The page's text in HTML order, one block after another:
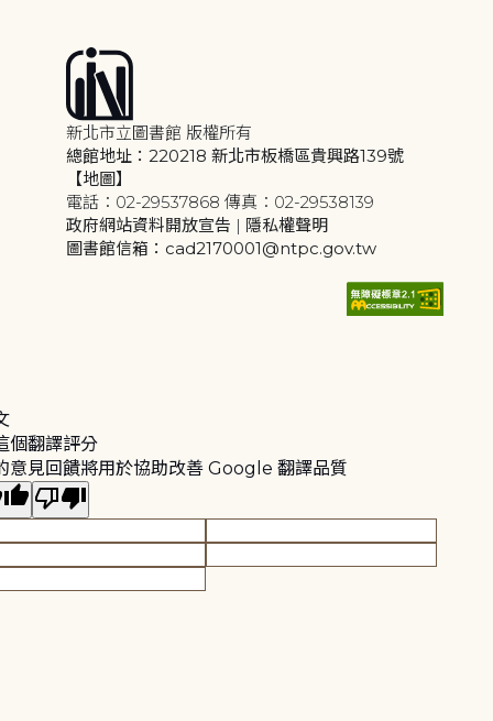
新北市立圖書館 版權所有
總館地址：220218 新北市板橋區貴興路139號
【地圖】
電話：02-29537868 傳真：02-29538139
政府網站資料開放宣告 | 隱私權聲明
圖書館信箱：cad2170001@ntpc.gov.tw
個翻譯評分
意見回饋將用於協助改善 Google 翻譯品質